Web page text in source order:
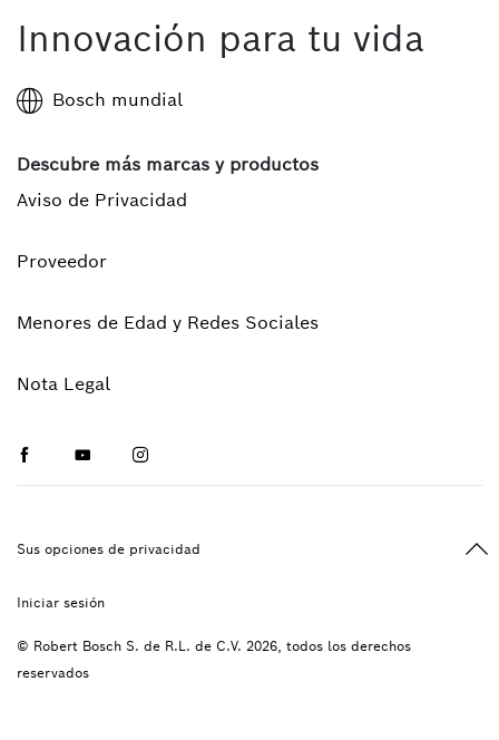
Innovación para tu vida
Bosch mundial
Descubre más marcas y productos
Aviso de Privacidad
Proveedor
Menores de Edad y Redes Sociales
Nota Legal
FacebookYoutubeInstagram
Sus opciones de privacidad
Iniciar sesión
© Robert Bosch S. de R.L. de C.V. 2026, todos los derechos
reservados